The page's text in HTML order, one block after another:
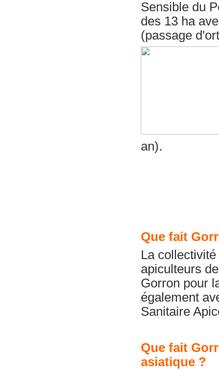
Sensible du
des 13 ha
(passage
an).
Que fait
La
apiculteurs
Gorron pour
également
Sanitaire
Que fait
asiatique ?